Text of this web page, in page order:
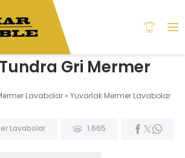
Gri Mermer
Lavabolar » Yuvarlak Mermer Lavabolar
Lavabolar 1.665